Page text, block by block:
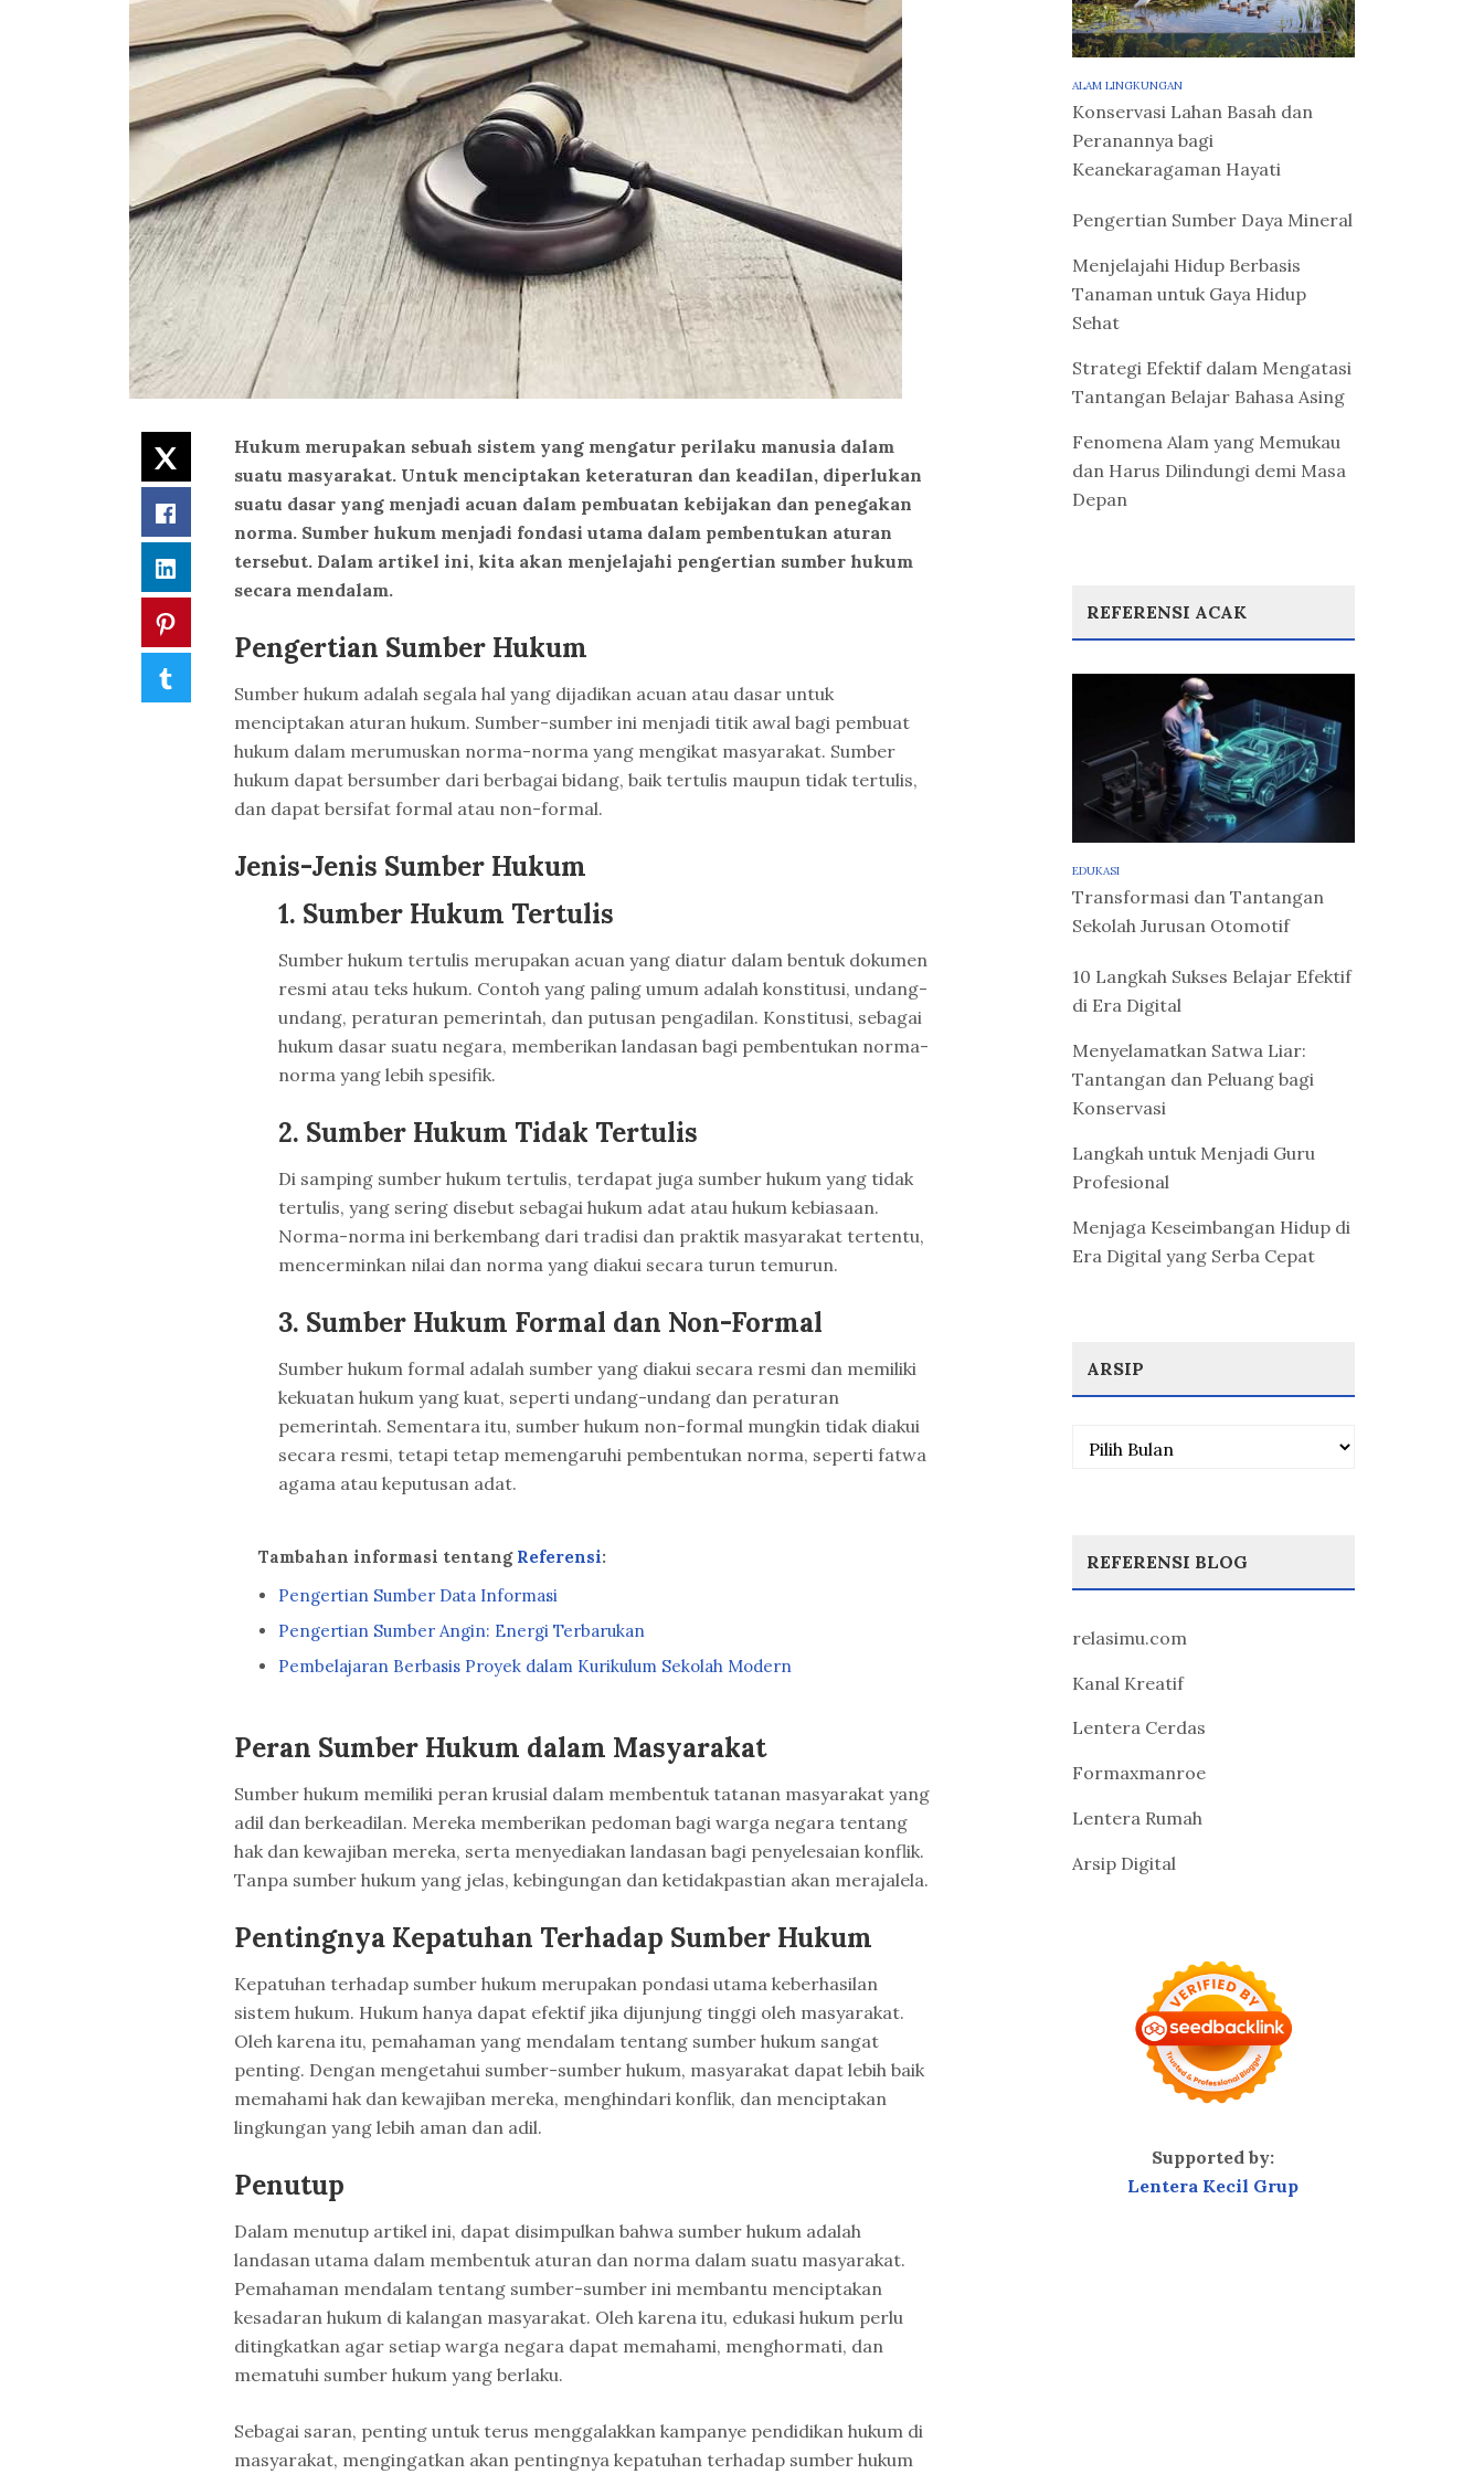
Twitter
Facebook
LinkedIn
Hukum merupakan sebuah sistem yang mengatur perilaku manusia dalam
suatu masyarakat. Untuk menciptakan keteraturan dan keadilan, diperlukan
suatu dasar yang menjadi acuan dalam pembuatan kebijakan dan penegakan
norma. Sumber hukum menjadi fondasi utama dalam pembentukan aturan
tersebut. Dalam artikel ini, kita akan menjelajahi pengertian sumber hukum
secara mendalam.
Pengertian Sumber Hukum
Sumber hukum adalah segala hal yang dijadikan acuan atau dasar untuk
menciptakan aturan hukum. Sumber-sumber ini menjadi titik awal bagi pembuat
hukum dalam merumuskan norma-norma yang mengikat masyarakat. Sumber
hukum dapat bersumber dari berbagai bidang, baik tertulis maupun tidak tertulis,
dan dapat bersifat formal atau non-formal.
Jenis-Jenis Sumber Hukum
1. Sumber Hukum Tertulis
Sumber hukum tertulis merupakan acuan yang diatur dalam bentuk dokumen
resmi atau teks hukum. Contoh yang paling umum adalah konstitusi, undang-
undang, peraturan pemerintah, dan putusan pengadilan. Konstitusi, sebagai
hukum dasar suatu negara, memberikan landasan bagi pembentukan norma-
norma yang lebih spesifik.
2. Sumber Hukum Tidak Tertulis
Di samping sumber hukum tertulis, terdapat juga sumber hukum yang tidak
tertulis, yang sering disebut sebagai hukum adat atau hukum kebiasaan.
Norma-norma ini berkembang dari tradisi dan praktik masyarakat tertentu,
mencerminkan nilai dan norma yang diakui secara turun temurun.
3. Sumber Hukum Formal dan Non-Formal
Sumber hukum formal adalah sumber yang diakui secara resmi dan memiliki
kekuatan hukum yang kuat, seperti undang-undang dan peraturan
pemerintah. Sementara itu, sumber hukum non-formal mungkin tidak diakui
secara resmi, tetapi tetap memengaruhi pembentukan norma, seperti fatwa
agama atau keputusan adat.
Tambahan informasi tentang Referensi:
Pengertian Sumber Data Informasi
Pengertian Sumber Angin: Energi Terbarukan
Pembelajaran Berbasis Proyek dalam Kurikulum Sekolah Modern
Peran Sumber Hukum dalam Masyarakat
Sumber hukum memiliki peran krusial dalam membentuk tatanan masyarakat yang
adil dan berkeadilan. Mereka memberikan pedoman bagi warga negara tentang
hak dan kewajiban mereka, serta menyediakan landasan bagi penyelesaian konflik.
Tanpa sumber hukum yang jelas, kebingungan dan ketidakpastian akan merajalela.
Pentingnya Kepatuhan Terhadap Sumber Hukum
Kepatuhan terhadap sumber hukum merupakan pondasi utama keberhasilan
sistem hukum. Hukum hanya dapat efektif jika dijunjung tinggi oleh masyarakat.
Oleh karena itu, pemahaman yang mendalam tentang sumber hukum sangat
penting. Dengan mengetahui sumber-sumber hukum, masyarakat dapat lebih baik
memahami hak dan kewajiban mereka, menghindari konflik, dan menciptakan
lingkungan yang lebih aman dan adil.
Penutup
Dalam menutup artikel ini, dapat disimpulkan bahwa sumber hukum adalah
landasan utama dalam membentuk aturan dan norma dalam suatu masyarakat.
Pemahaman mendalam tentang sumber-sumber ini membantu menciptakan
kesadaran hukum di kalangan masyarakat. Oleh karena itu, edukasi hukum perlu
ditingkatkan agar setiap warga negara dapat memahami, menghormati, dan
mematuhi sumber hukum yang berlaku.
Sebagai saran, penting untuk terus menggalakkan kampanye pendidikan hukum di
masyarakat, mengingatkan akan pentingnya kepatuhan terhadap sumber hukum
ALAM LINGKUNGAN
Konservasi Lahan Basah dan
Peranannya bagi
Keanekaragaman Hayati
Pengertian Sumber Daya Mineral
Menjelajahi Hidup Berbasis
Tanaman untuk Gaya Hidup
Sehat
Strategi Efektif dalam Mengatasi
Tantangan Belajar Bahasa Asing
Fenomena Alam yang Memukau
dan Harus Dilindungi demi Masa
Depan
REFERENSI ACAK
EDUKASI
Transformasi dan Tantangan
Sekolah Jurusan Otomotif
10 Langkah Sukses Belajar Efektif
di Era Digital
Menyelamatkan Satwa Liar:
Tantangan dan Peluang bagi
Konservasi
Langkah untuk Menjadi Guru
Profesional
Menjaga Keseimbangan Hidup di
Era Digital yang Serba Cepat
ARSIP
Arsip
REFERENSI BLOG
relasimu.com
Kanal Kreatif
Lentera Cerdas
Formaxmanroe
Lentera Rumah
Arsip Digital
Supported by:
Lentera Kecil Grup